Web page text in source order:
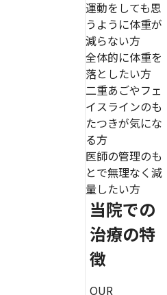
運動をしても思
うように体重が
減らない方
全体的に体重を
落としたい方
二重あごやフェ
イスラインのも
たつきが気にな
る方
医師の管理のも
とで無理なく減
量したい方
当院での
治療の特
徴
OUR